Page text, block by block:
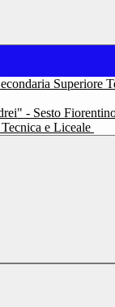
- Sesto
e Liceale